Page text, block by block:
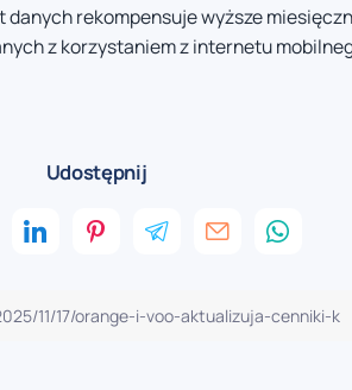
rekompensuje wyższe
z korzystaniem z internetu
Udostępnij